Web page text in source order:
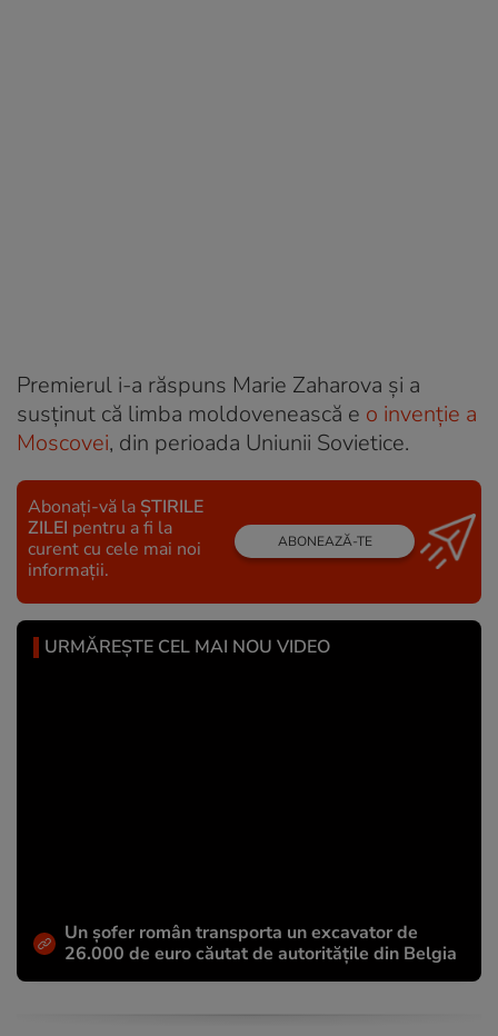
Premierul i-a răspuns Marie Zaharova și a
susținut că limba moldovenească e o invenție a
Moscovei, din perioada Uniunii Sovietice.
Abonați-vă la ȘTIRILE
ZILEI pentru a fi la
curent cu cele mai noi
informații.
ABONEAZĂ-TE
URMĂREȘTE CEL MAI NOU VIDEO
Un șofer român transporta un excavator de
26.000 de euro căutat de autoritățile din Belgia